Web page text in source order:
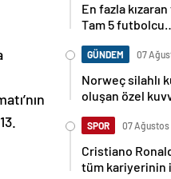
En fazla
Tam 5
GÜNDEM 07
Norweç silahlı
oluşan özel
SPOR 07
Cristiano
tüm kariyerinin